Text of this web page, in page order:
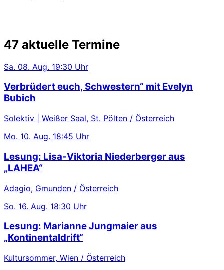
47 aktuelle Termine
Sa. 08. Aug. 19:30 Uhr
Verbrüdert euch, Schwestern“ mit Evelyn
Bubich
Solektiv | Weißer Saal, St. Pölten / Österreich
Mo. 10. Aug. 18:45 Uhr
Lesung: Lisa-Viktoria Niederberger aus
„LAHEA“
Adagio, Gmunden / Österreich
So. 16. Aug. 18:30 Uhr
Lesung: Marianne Jungmaier aus
„Kontinentaldrift“
Kultursommer, Wien / Österreich